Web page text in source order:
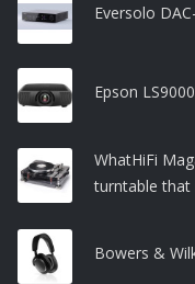
Eversolo
Epson
WhatHiFi
turntable that
Bowers &